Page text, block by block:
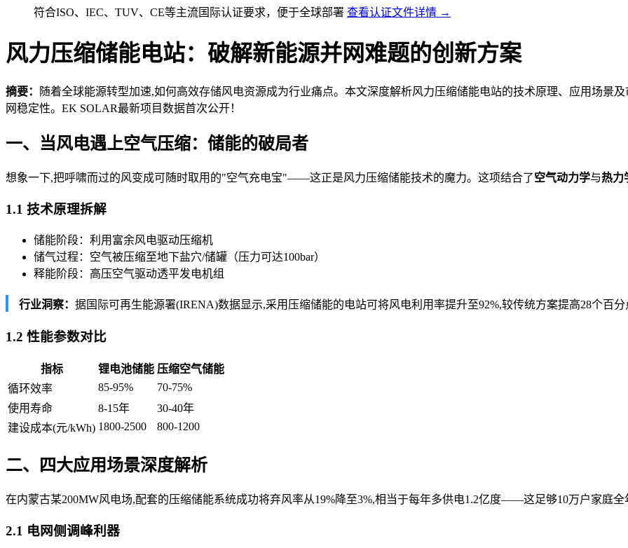
符合ISO、IEC、TUV、CE等主流国际认证要求，便于全球部署 查看认证文件详情 →
风力压缩储能电站：破解新能源并网难题的创新方案
摘要：
随着全球能源转型加速,如何高效存储风电资源成为行业痛点。本文深度解析风力压缩储能电站的技术原理、应用场景
网稳定性。EK SOLAR最新项目数据首次公开！
一、当风电遇上空气压缩：储能的破局者
想象一下,把呼啸而过的风变成可随时取用的"空气充电宝"——这正是风力压缩储能技术的魔力。这项结合了空气动力学与热力
1.1 技术原理拆解
储能阶段：利用富余风电驱动压缩机
储气过程：空气被压缩至地下盐穴/储罐（压力可达100bar）
释能阶段：高压空气驱动透平发电机组
行业洞察： 据国际可再生能源署(IRENA)数据显示,采用压缩储能的电站可将风电利用率提升至92%,较传统方案提高28个百分
1.2 性能参数对比
指标 锂电池储能 压缩空气储能
循环效率
85-95%
70-75%
使用寿命
8-15年
30-40年
建设成本(元/kWh) 1800-2500 800-1200
二、四大应用场景深度解析
在内蒙古某200MW风电场,配套的压缩储能系统成功将弃风率从19%降至3%,相当于每年多供电1.2亿度——这足够10万户家庭全
2.1 电网侧调峰利器